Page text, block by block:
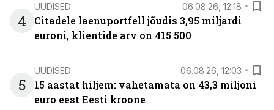
4
UUDISED 06.08.26, 12:18
Citadele laenuportfell jõudis 3,95 miljardi
euroni, klientide arv on 415 500
5
UUDISED 06.08.26, 12:03
15 aastat hiljem: vahetamata on 43,3 miljoni
euro eest Eesti kroone